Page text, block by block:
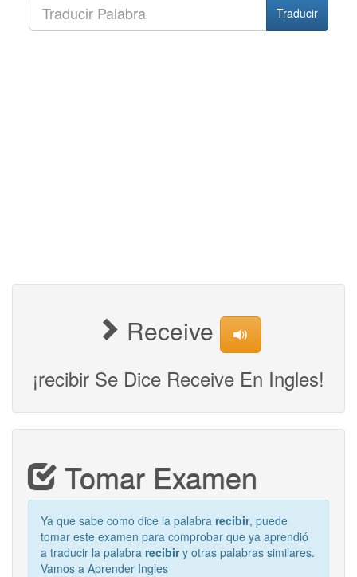
Traducir
Receive
¡recibir Se Dice Receive En Ingles!
Tomar Examen
Ya que sabe como dice la palabra recibir, puede
tomar este examen para comprobar que ya aprendió
a traducir la palabra recibiry otras palabras similares.
Vamos a Aprender Ingles